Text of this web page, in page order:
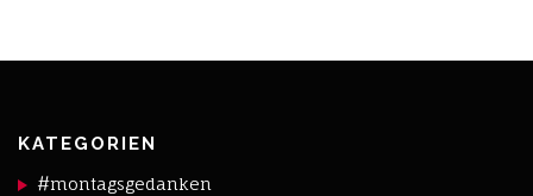
KATEGORIEN
#montagsgedanken